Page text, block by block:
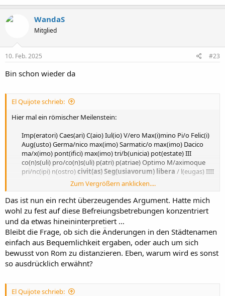
WandaS
Mitglied
10. Feb. 2025 #23
Bin schon wieder da
El Quijote schrieb:
Hier mal ein römischer Meilenstein:
Imp(eratori) Caes(ari) C(aio) Iul(io) V/ero Max(i)mino Pi/o Felic(i)
Aug(usto) Germa/nico max(imo) Sarmatic/o max(imo) Dacico
ma/x(imo) pont(ifici) max(imo) tri/b(unicia) pot(estate) III
co(n)s(uli) pro/co(n)s(uli) p(atri) p(atriae) Optimo M/aximoque
pri/nc(ipi) n(ostro)civit(as) Seg(usiavorum) libera / l(eugas) IIII​
Zum Vergrößern anklicken....
Das ist nun ein recht überzeugendes Argument. Hatte mich
wohl zu fest auf diese Befreiungsbetrebungen konzentriert
und da etwas hineininterpretiert …
Bleibt die Frage, ob sich die Änderungen in den Städtenamen
einfach aus Bequemlichkeit ergaben, oder auch um sich
bewusst von Rom zu distanzieren. Eben, warum wird es sonst
so ausdrücklich erwähnt?
El Quijote schrieb: